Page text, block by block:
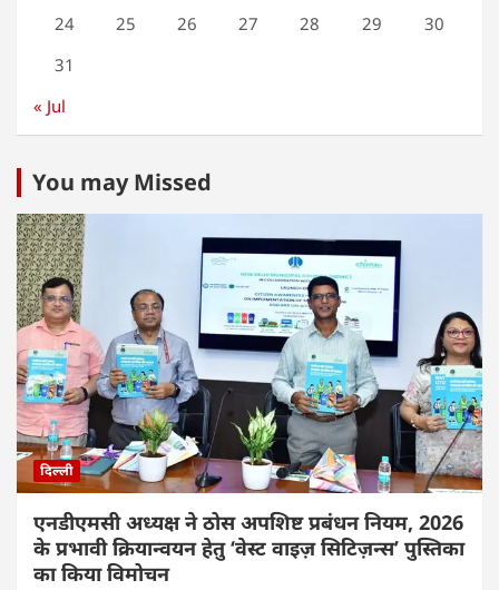
24 25 26 27 28 29
30
31
« Jul
You may Missed
दिल्ली
एनडीएमसी अध्यक्ष ने ठोस अपशिष्ट प्रबंधन नियम, 2026
के प्रभावी क्रियान्वयन हेतु ‘वेस्ट वाइज़ सिटिज़न्स’ पुस्तिका
का किया विमोचन